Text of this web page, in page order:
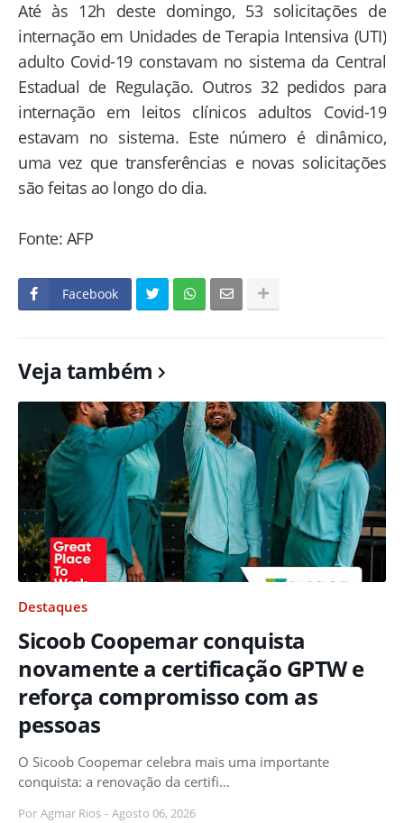
Até às 12h deste domingo, 53 solicitações de
internação em Unidades de Terapia Intensiva (UTI)
adulto Covid-19 constavam no sistema da Central
Estadual de Regulação. Outros 32 pedidos para
internação em leitos clínicos adultos Covid-19
estavam no sistema. Este número é dinâmico,
uma vez que transferências e novas solicitações
são feitas ao longo do dia.
Fonte: AFP
Facebook
Veja também
Destaques
Sicoob Coopemar conquista
novamente a certificação GPTW e
reforça compromisso com as
pessoas
O Sicoob Coopemar celebra mais uma importante
conquista: a renovação da certifi…
Por Agmar Rios - Agosto 06, 2026